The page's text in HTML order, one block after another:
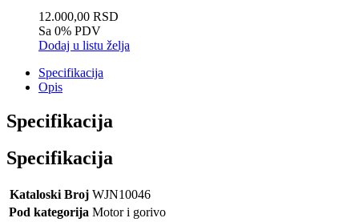
12.000,00 RSD
Sa 0% PDV
Dodaj u listu želja
Specifikacija
Opis
Specifikacija
Specifikacija
Kataloski Broj WJN10046
Pod kategorija Motor i gorivo